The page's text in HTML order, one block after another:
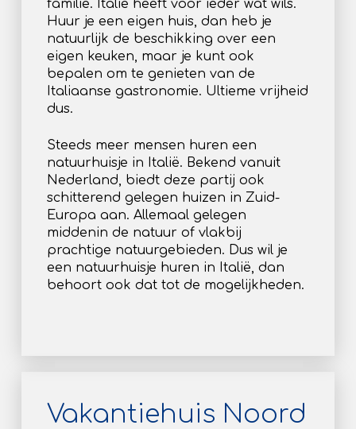
familie. Italië heeft voor ieder wat wils.
Huur je een eigen huis, dan heb je
natuurlijk de beschikking over een
eigen keuken, maar je kunt ook
bepalen om te genieten van de
Italiaanse gastronomie. Ultieme vrijheid
dus.
Steeds meer mensen huren een
natuurhuisje in Italië. Bekend vanuit
Nederland, biedt deze partij ook
schitterend gelegen huizen in Zuid-
Europa aan. Allemaal gelegen
middenin de natuur of vlakbij
prachtige natuurgebieden. Dus wil je
een natuurhuisje huren in Italië, dan
behoort ook dat tot de mogelijkheden.
Vakantiehuis Noord